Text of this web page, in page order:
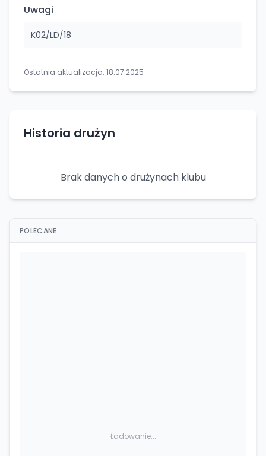
Uwagi
K02/LD/18
Ostatnia aktualizacja: 18.07.2025
Historia drużyn
Brak danych o drużynach klubu
POLECANE
Ładowanie...